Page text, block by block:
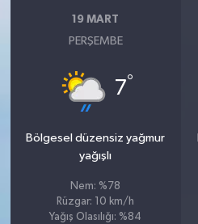
19 MART
PERŞEMBE
7°
Bölgesel düzensiz yağmur
yağışlı
Nem: %78
Rüzgar: 10 km/h
Yağış Olasılığı: %84